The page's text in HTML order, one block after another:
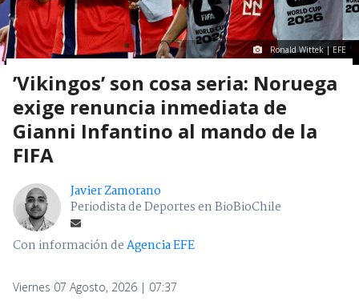
Ronald Wittek | EFE
’Vikingos’ son cosa seria: Noruega
exige renuncia inmediata de
Gianni Infantino al mando de la
FIFA
Javier Zamorano
Periodista de Deportes en BioBioChile
Con información deAgencia EFE
Viernes 07 Agosto, 2026 | 07:37